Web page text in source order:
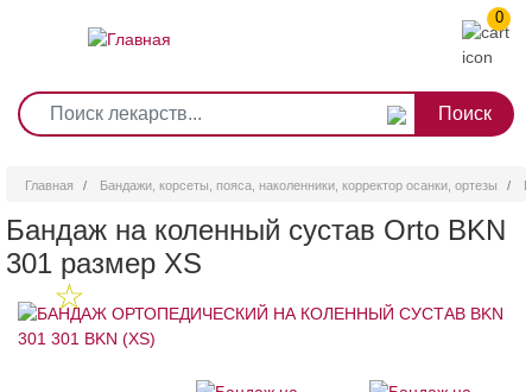
0
Главная Бандажи, корсеты, пояса, наколенники, корректор осанки, ортезы
Бандаж на коленный сустав Orto BKN
301 размер ХS